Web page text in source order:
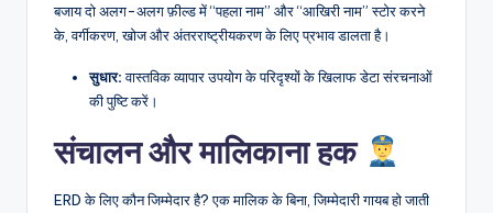
बजाय दो अलग-अलग फ़ील्ड में “पहला नाम” और “आखिरी नाम” स्टोर करने
के, वर्गीकरण, खोज और अंतरराष्ट्रीयकरण के लिए प्रभाव डालता है।
सुधार:वास्तविक व्यापार उपयोग के परिदृश्यों के खिलाफ डेटा संरचनाओं
की पुष्टि करें।
संचालन और मालिकाना हक
ERD के लिए कौन जिम्मेदार है? एक मालिक के बिना, जिम्मेदारी गायब हो जाती